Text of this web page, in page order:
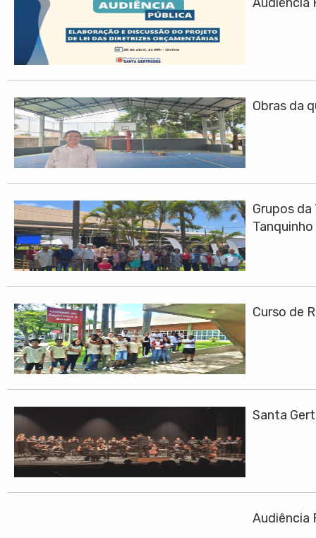
Obras da
Grupos
Tanquinho
Curso de
Santa
Audiência